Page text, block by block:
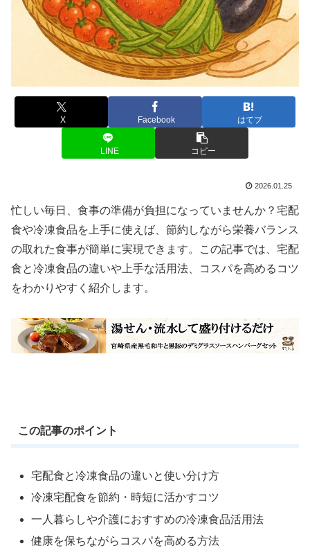
X Facebook はてブ
LINE コピー
2026.01.25
忙しい毎日、食事の準備が負担になっていませんか？宅配
食や冷凍食品を上手に使えば、節約しながら栄養バランス
の取れた食事が簡単に実現できます。この記事では、宅配
食と冷凍食品の違いや上手な活用法、コスパを高めるコツ
をわかりやすく紹介します。
この記事のポイント
宅配食と冷凍食品の違いと使い分け方
冷凍宅配食を節約・時短に活かすコツ
一人暮らしや介護におすすめの冷凍食品活用法
健康を保ちながらコスパを高める方法